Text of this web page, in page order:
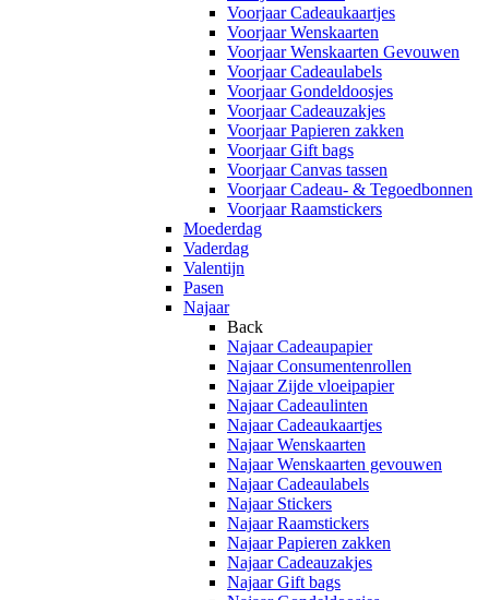
Voorjaar Cadeaukaartjes
Voorjaar Wenskaarten
Voorjaar Wenskaarten Gevouwen
Voorjaar Cadeaulabels
Voorjaar Gondeldoosjes
Voorjaar Cadeauzakjes
Voorjaar Papieren zakken
Voorjaar Gift bags
Voorjaar Canvas tassen
Voorjaar Cadeau- & Tegoedbonnen
Voorjaar Raamstickers
Moederdag
Vaderdag
Valentijn
Pasen
Najaar
Back
Najaar Cadeaupapier
Najaar Consumentenrollen
Najaar Zijde vloeipapier
Najaar Cadeaulinten
Najaar Cadeaukaartjes
Najaar Wenskaarten
Najaar Wenskaarten gevouwen
Najaar Cadeaulabels
Najaar Stickers
Najaar Raamstickers
Najaar Papieren zakken
Najaar Cadeauzakjes
Najaar Gift bags